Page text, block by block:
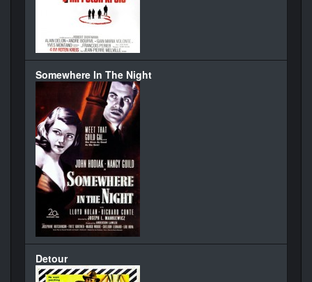
Somewhere In The Night
Detour